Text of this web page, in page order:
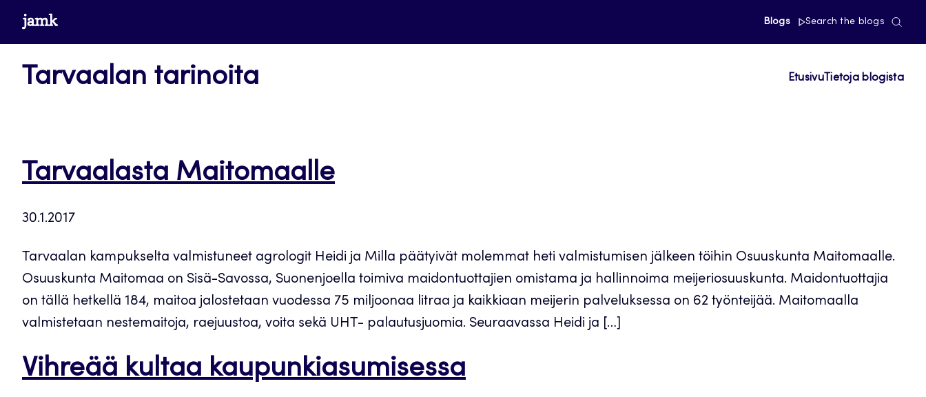
Siirrywww.jamk.fi Blogs Search the blogs
Tarvaalan tarinoita EtusivuTietoja blogista
Tarvaalasta Maitomaalle
30.1.2017
Tarvaalan kampukselta valmistuneet agrologit Heidi ja Milla päätyivät molemmat heti valmistumisen jälkeen töihin Osuuskunta Maitomaalle.
Osuuskunta Maitomaa on Sisä-Savossa, Suonenjoella toimiva maidontuottajien omistama ja hallinnoima meijeriosuuskunta. Maidontuottajia
on tällä hetkellä 184, maitoa jalostetaan vuodessa 75 miljoonaa litraa ja kaikkiaan meijerin palveluksessa on 62 työnteijää. Maitomaalla
valmistetaan nestemaitoja, raejuustoa, voita sekä UHT- palautusjuomia. Seuraavassa Heidi ja […]
Vihreää kultaa kaupunkiasumisessa